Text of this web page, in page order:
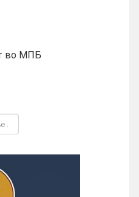
во МПБ